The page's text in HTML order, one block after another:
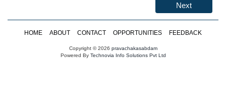
Next
HOME ABOUT CONTACT OPPORTUNITIES FEEDBACK
Copyright © 2026 pravachakasabdam
Powered ByTechnovia Info Solutions Pvt Ltd